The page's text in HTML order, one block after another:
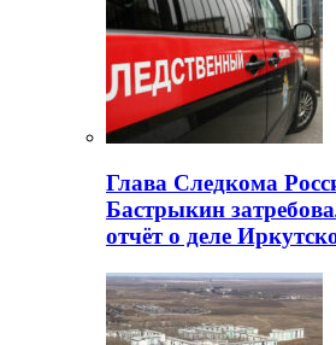
Глава Следкома
Бастрыкин
отчёт о деле